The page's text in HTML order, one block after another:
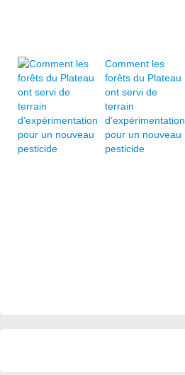
Comment les
forêts du Plateau
ont servi de
terrain
d’expérimentation
pour un nouveau
pesticide